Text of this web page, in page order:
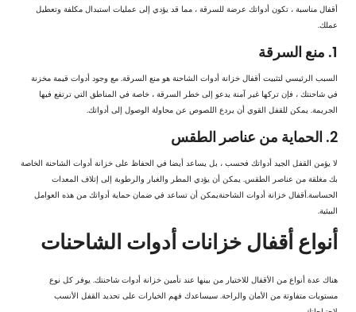
أقفال مناسبة ، تكون أدواتك عرضة للسرقة ، مما قد يؤدي إلى عمليات استبدال مكلفة وتعطيل
عملك.
1. منع السرقة
السبب الرئيسي لتثبيت أقفال خزانة أدوات الشاحنة هو منع السرقة. مع وجود أدوات قيمة مخزنة
في شاحنتك ، فإن تركها غير آمنة يدعو إلى خطر السرقة ، خاصة في المناطق التي ترتفع فيها
الجريمة. يمكن للقفل القوي أن يردع اللصوص عن محاولة الوصول إلى أدواتك.
2. الحماية من عناصر الطقس
لا يؤمن القفل الجيد أدواتك فحسب ، بل يساعد أيضا في الحفاظ على خزانة أدوات الشاحنة الخاصة
بك مغلقة من عناصر الطقس. يمكن أن يؤدي المطر والغبار والرطوبة إلى إتلاف المعدات
الحساسة.أقفال خزانة أدوات الشاحنةيمكن أن تساعد في ضمان حماية أدواتك من هذه العوامل
البيئية.
أنواع أقفال خزانات أدوات الشاحنات
هناك عدة أنواع من الأقفال للاختيار من بينها عند تأمين خزانة أدوات شاحنتك. يوفر كل نوع
مستويات متفاوتة من الأمان والراحة. سيساعدك فهم الخيارات على تحديد القفل الأنسب